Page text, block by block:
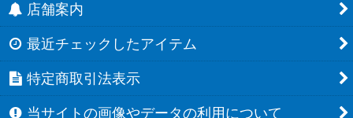
店舗案内
最近チェックしたアイテム
特定商取引法表示
当サイトの画像やデータの利用について